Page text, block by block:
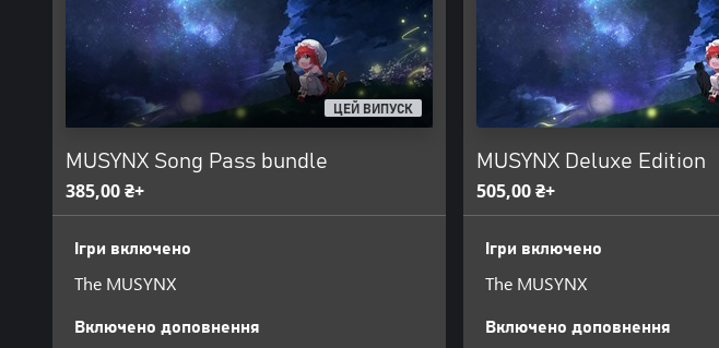
ЦЕЙ ВИПУСК
MUSYNX Song Pass bundle
385,00 ₴+
Ігри включено
The MUSYNX
Включено доповнення
MUSYNX Deluxe Edition
505,00 ₴+
Ігри включено
The MUSYNX
Включено доповнення